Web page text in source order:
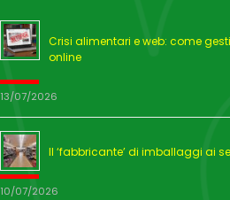
Crisi alimentari e web: come
online
13/07/2026
Il ‘fabbricante’ di imballaggi ai
10/07/2026